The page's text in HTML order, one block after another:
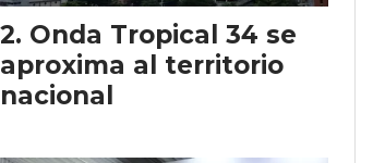
Onda Tropical 34 se
aproxima al territorio
nacional